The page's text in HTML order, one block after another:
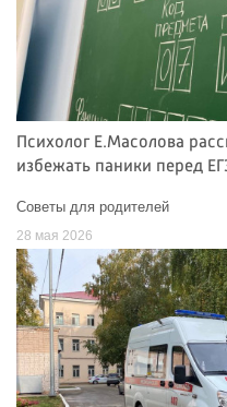
Психолог Е.Масолова
избежать паники перед
Советы для родителей
28 мая 2026